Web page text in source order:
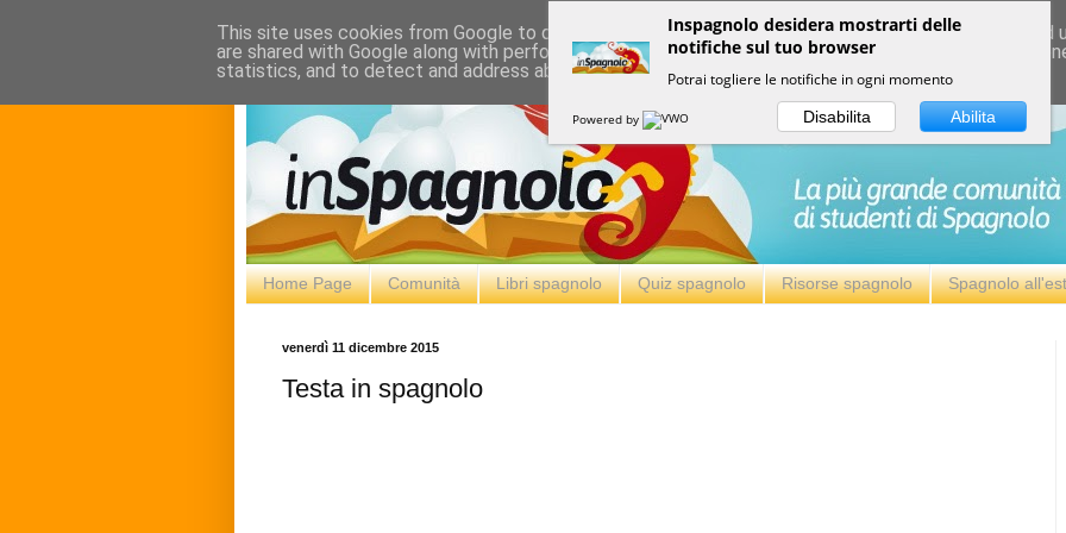
Home Page Comunità Libri spagnolo Quiz spagnolo Risorse spagnolo Spagnolo
venerdì 11 dicembre 2015
Testa in spagnolo
This site uses cookies from Google to deliver its services and to analyze traffic. Your IP address and
are shared with Google along with performance and security metrics to ensure quality of service,
statistics, and to detect and address abuse.
Inspagnolo desidera mostrarti delle
notifiche sul tuo browser
Potrai togliere le notifiche in ogni momento
Powered by Disabilita Abilita